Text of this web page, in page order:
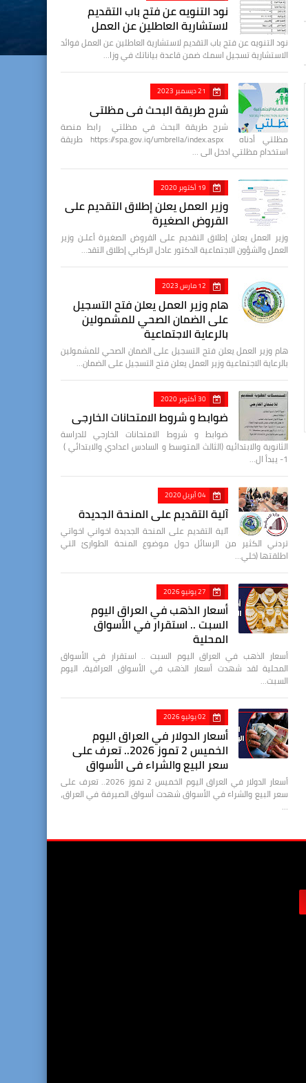
نود التنويه عن فتح باب التقديم
لاستشارية العاطلين عن العمل
نود التنويه عن فتح باب التقديم لاستشارية العاطلين عن العمل فوائد
الاستشارية تسجيل اسمك ضمن قاعدة بياناتك في وزا…
21 ديسمبر 2023
شرح طريقة البحث في مظلتي
شرح طريقة البحث في مظلتي رابط منصة
مظلتي أدناه https://spa.gov.iq/umbrella/index.aspx طريقة
استخدام مظلتي ادخل الى …
19 أكتوبر 2020
وزير العمل يعلن إطلاق التقديم على
القروض الصغيرة
وزير العمل يعلن إطلاق التقديم على القروض الصغيرة أعلـن وزير
العمل والشؤون الاجتماعية الدكتور عادل الركابي إطلاق التقد…
12 مارس 2023
هام وزير العمل يعلن فتح التسجيل
على الضمان الصحي للمشمولين
بالرعاية الاجتماعية
هام وزير العمل يعلن فتح التسجيل على الضمان الصحي للمشمولين
بالرعاية الاجتماعية وزير العمل يعلن فتح التسجيل على الضمان…
30 أكتوبر 2020
ضوابط و شروط الامتحانات الخارجي
ضوابط و شروط الامتحانات الخارجي للدراسة
الثانوية والابتدائيه (الثالث المتوسط و السادس اعدادي والابتدائي )
1- يبدأ ال…
04 أبريل 2020
آلية التقديم على المنحة الجديدة
آلية التقديم على المنحة الجديدة اخواني اخواتي
تردني الكثير من الرسائل حول موضوع المنحة الطوارئ التي
اطلقتها (خلي…
27 يونيو 2026
أسعار الذهب في العراق اليوم
السبت .. استقرار في الأسواق
المحلية
أسعار الذهب في العراق اليوم السبت .. استقرار في الأسواق
المحلية لقد شهدت أسعار الذهب في الأسواق العراقية، اليوم
السبت…
02 يوليو 2026
أسعار الدولار في العراق اليوم
الخميس 2 تموز 2026.. تعرف على
سعر البيع والشراء في الأسواق
أسعار الدولار في العراق اليوم الخميس 2 تموز 2026.. تعرف على
سعر البيع والشراء في الأسواق شهدت أسواق الصيرفة في العراق،
…